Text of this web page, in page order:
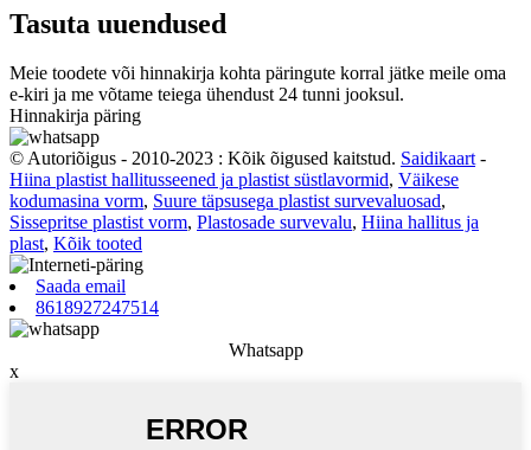
Tasuta uuendused
Meie toodete või hinnakirja kohta päringute korral jätke meile oma
e-kiri ja me võtame teiega ühendust 24 tunni jooksul.
Hinnakirja päring
© Autoriõigus - 2010-2023 : Kõik õigused kaitstud. Saidikaart-
Hiina plastist hallitusseened ja plastist süstlavormid, Väikese
kodumasina vorm, Suure täpsusega plastist survevaluosad,
Sissepritse plastist vorm, Plastosade survevalu, Hiina hallitus ja
plast, Kõik tooted
Saada email
8618927247514
Whatsapp
x